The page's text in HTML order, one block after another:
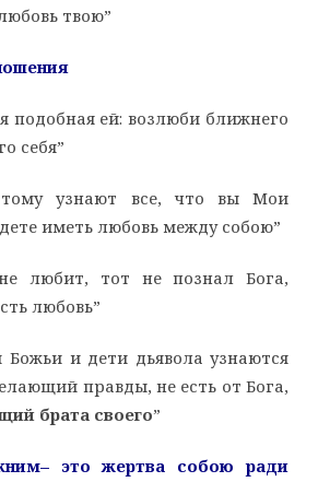
твою”
подобная ей: возлюби ближнего
себя”
узнают все, что вы Мои
иметь любовь между собою”
любит, тот не познал Бога,
любовь”
и дети дьявола узнаются
правды, не есть от Бога,
брата своего”
это жертва собою ради